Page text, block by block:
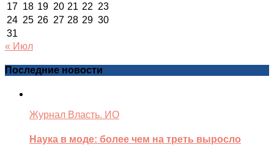
17 18 19 20 21 22 23
24 25 26 27 28 29 30
31
« Июл
Последние новости
Журнал Власть. ИО
Наука в моде: более чем на треть выросло